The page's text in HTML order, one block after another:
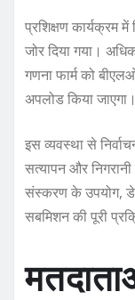
प्रशिक्षण कार्यक्रम
जोर दिया गया।
गणना फार्म को
अपलोड किया जाएगा।
इस व्यवस्था से
सत्यापन और
संस्करण के उपयोग,
सबमिशन की पूरी